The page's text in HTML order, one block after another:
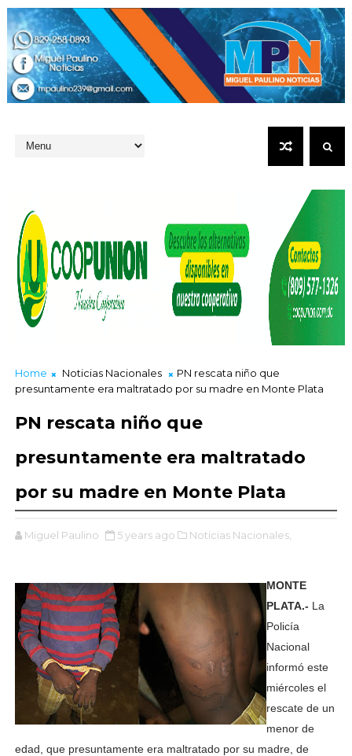
Home Noticias Nacionales
PN rescata niño que
presuntamente era maltratado por su madre en Monte Plata
PN rescata niño que
presuntamente era maltratado
por su madre en Monte Plata
Miguel Paulino 5 years ago Noticias Nacionales,
MONTE
PLATA.- La
Policía
Nacional
informó este
miércoles el
rescate de un
menor de
edad, que presuntamente era maltratado por su madre, de